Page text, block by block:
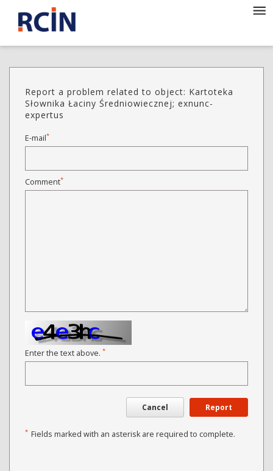
Report a problem related to object: Kartoteka
Słownika Łaciny Średniowiecznej; exnunc-
expertus
E-mail*
Comment*
Enter the text above. *
Cancel Report
* Fields marked with an asterisk are required to complete.